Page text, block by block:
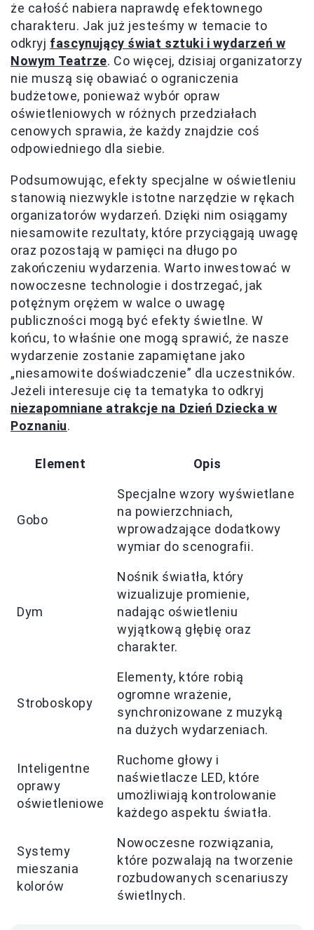
że całość nabiera naprawdę efektownego
charakteru. Jak już jesteśmy w temacie to
odkryj fascynujący świat sztuki i wydarzeń w
Nowym Teatrze. Co więcej, dzisiaj organizatorzy
nie muszą się obawiać o ograniczenia
budżetowe, ponieważ wybór opraw
oświetleniowych w różnych przedziałach
cenowych sprawia, że każdy znajdzie coś
odpowiedniego dla siebie.
Podsumowując, efekty specjalne w oświetleniu
stanowią niezwykle istotne narzędzie w rękach
organizatorów wydarzeń. Dzięki nim osiągamy
niesamowite rezultaty, które przyciągają uwagę
oraz pozostają w pamięci na długo po
zakończeniu wydarzenia. Warto inwestować w
nowoczesne technologie i dostrzegać, jak
potężnym orężem w walce o uwagę
publiczności mogą być efekty świetlne. W
końcu, to właśnie one mogą sprawić, że nasze
wydarzenie zostanie zapamiętane jako
„niesamowite doświadczenie” dla uczestników.
Jeżeli interesuje cię ta tematyka to odkryj
niezapomniane atrakcje na Dzień Dziecka w
Poznaniu.
Element Opis
Gobo
Specjalne wzory wyświetlane
na powierzchniach,
wprowadzające dodatkowy
wymiar do scenografii.
Dym
Nośnik światła, który
wizualizuje promienie,
nadając oświetleniu
wyjątkową głębię oraz
charakter.
Stroboskopy
Elementy, które robią
ogromne wrażenie,
synchronizowane z muzyką
na dużych wydarzeniach.
Inteligentne
oprawy
oświetleniowe
Ruchome głowy i
naświetlacze LED, które
umożliwiają kontrolowanie
każdego aspektu światła.
Systemy
mieszania
kolorów
Nowoczesne rozwiązania,
które pozwalają na tworzenie
rozbudowanych scenariuszy
świetlnych.